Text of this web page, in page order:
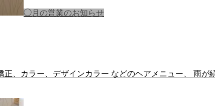
◯月の営業のお知らせ
、カラー、デザインカラー などのヘアメニュー、 雨